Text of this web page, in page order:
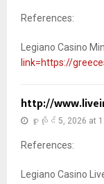
References:
Legiano Casino
link=https://
http://
ဇူလိုင် 5, 2026 at
References:
Legiano Casino